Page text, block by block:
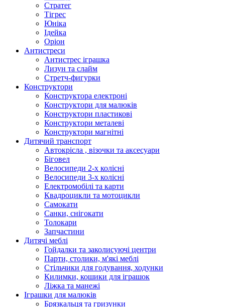
Стратег
Тігрес
Юніка
Ідейка
Оріон
Антистреси
Антистрес іграшка
Лизун та слайм
Стретч-фигурки
Конструктори
Конструктора електроні
Конструктори для малюків
Конструктори пластикові
Конструктори металеві
Конструктори магнітні
Дитячий транспорт
Автокрісла , візочки та аксесуари
Біговел
Велосипеди 2-х колісні
Велосипеди 3-х колісні
Електромобілі та карти
Квадроцикли та мотоцикли
Самокати
Санки, снігокати
Толокари
Запчастини
Дитячі меблі
Гойдалки та заколисуючі центри
Парти, столики, м'які меблі
Стільчики для годування, ходунки
Килимки, кошики для іграшок
Ліжка та манежі
Іграшки для малюків
Брязкальця та гризунки